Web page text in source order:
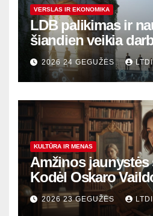
VERSLAS IR EKONOMIKA
LDB palikimas ir
šiandien veikia
variklis Lietuvoje?
2026 24 GEGUŽĖS
KULTŪRA IR MENAS
Amžinos jaunystės
Kodėl Oskaro
šiandien
kada?
2026 23 GEGUŽĖS